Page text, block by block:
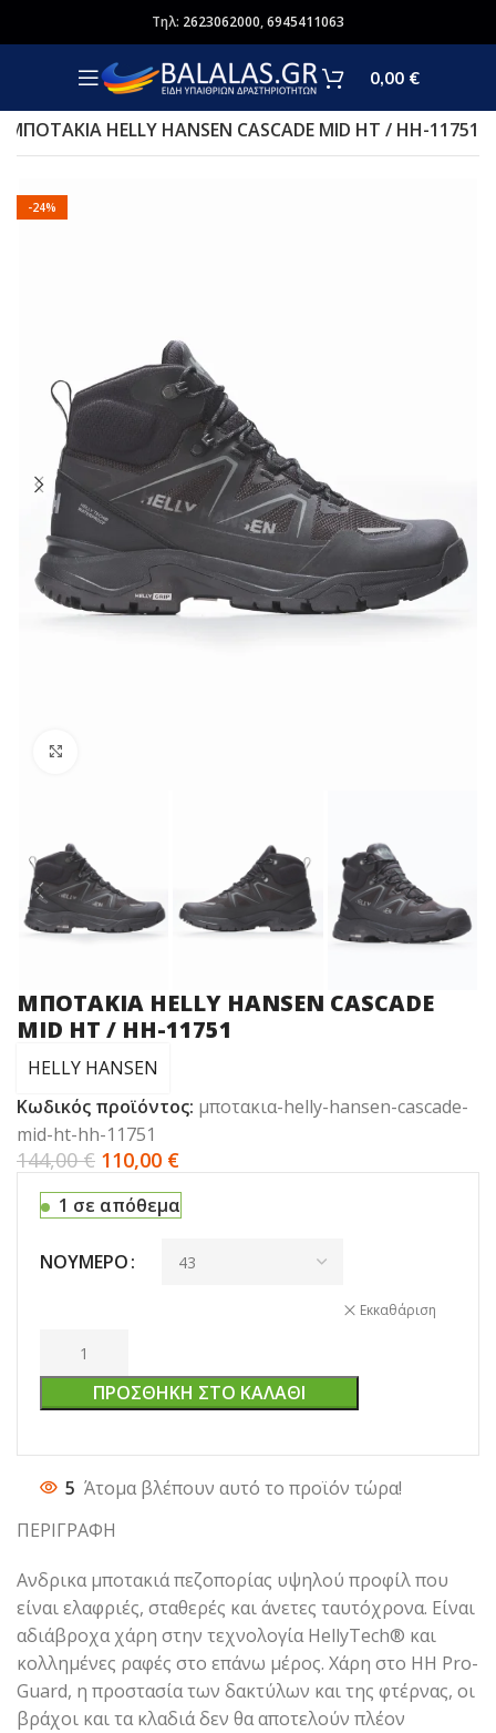
Τηλ: 2623062000,6945411063
0,00 €
ΜΠΟΤΑΚΙΑ HELLY HANSEN CASCADE MID HT / HH-11751
-24%
ΜΠΟΤΑΚΙΑ HELLY HANSEN CASCADE
MID HT / HH-11751
HELLY HANSEN
Κωδικός προϊόντος: μποτακια-helly-hansen-cascade-
mid-ht-hh-11751
144,00€ 110,00 €
1 σε απόθεμα
ΝΟΎΜΕΡΟ
Εκκαθάριση
ΠΡΟΣΘΉΚΗ ΣΤΟ ΚΑΛΆΘΙ
5 Άτομα βλέπουν αυτό το προϊόν τώρα!
ΠΕΡΙΓΡΑΦΗ
Ανδρικα μποτακιά πεζοπορίας υψηλού προφίλ που
είναι ελαφριές, σταθερές και άνετες ταυτόχρονα. Είναι
αδιάβροχα χάρη στην τεχνολογία HellyTech® και
κολλημένες ραφές στο επάνω μέρος. Χάρη στο HH Pro-
Guard, η προστασία των δακτύλων και της φτέρνας, οι
βράχοι και τα κλαδιά δεν θα αποτελούν πλέον